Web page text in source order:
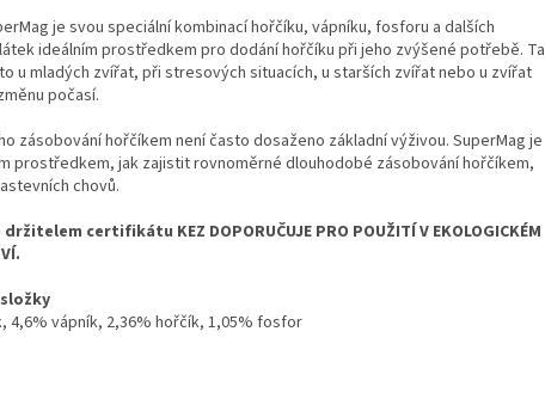
je svou speciální kombinací hořčíku, vápníku, fosforu a dalších
ideálním prostředkem pro dodání hořčíku při jeho zvýšené potřebě. Ta
u mladých zvířat, při stresových situacích, u starších zvířat nebo u zvířat
počasí.
zásobování hořčíkem není často dosaženo základní výživou. SuperMag je
prostředkem, jak zajistit rovnoměrné dlouhodobé zásobování hořčíkem,
chovů.
certifikátu KEZ DOPORUČUJE PRO POUŽITÍ V EKOLOGICKÉM
4,6% vápník, 2,36% hořčík, 1,05% fosfor